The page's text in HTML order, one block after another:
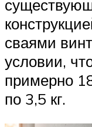
сваями
условии,
примерно
по 3,5 кг.